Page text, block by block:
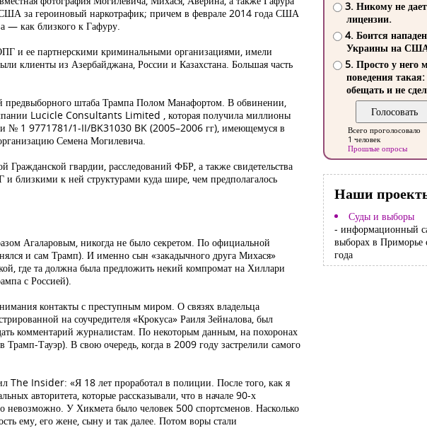
США за героиновый наркотрафик; причем в феврале 2014 года США
— как близкого к Гафуру.
и ее партнерскими криминальными организациями, имели
клиенты из Азербайджана, России и Казахстана. Большая часть
предвыборного штаба Трампа Полом Манафортом. В обвинении,
Lucicle Consultants Limited , которая получила миллионы
№ 1 9771781/1-II/BK31030 BK (2005–2006 гг), имеющемуся в
Семена Могилевича.
гвардии, расследований ФБР, а также свидетельства
близкими к ней структурами куда шире, чем предполагалось
Агаларовым, никогда не было секретом. По официальной
и сам Трамп). И именно сын «закадычного друга Михася»
где та должна была предложить некий компромат на Хиллари
с Россией).
контакты с преступным миром. О связях владельца
на соучредителя «Крокуса» Раиля Зейналова, был
комментарий журналистам. По некоторым данным, на похоронах
Тауэр). В свою очередь, когда в 2009 году застрелили самого
The Insider: «Я 18 лет проработал в полиции. После того, как я
авторитета, которые рассказывали, что в начале 90-х
невозможно. У Хикмета было человек 500 спортсменов. Насколько
ему, его жене, сыну и так далее. Потом воры стали
3. Никому не
лицензии.
4. Боится
Украины на
5. Просто у него
поведения такая:
обещать и не
Всего проголосовало
1 человек
Прошлые опросы
Наши
Суды и выборы
- информационный
выборах в Приморье
года